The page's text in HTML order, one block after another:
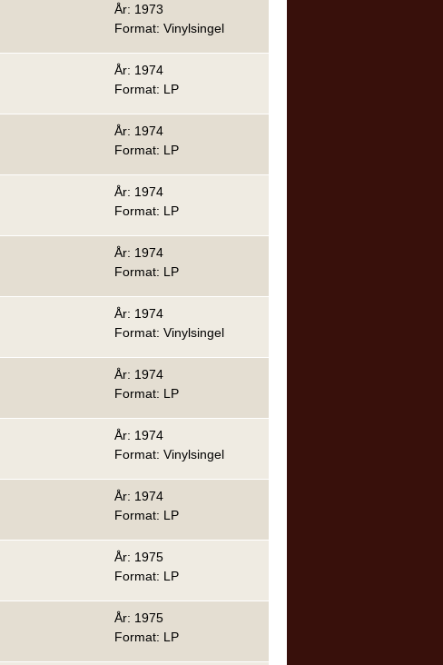
År: 1973
Format: Vinylsingel
År: 1974
Format: LP
År: 1974
Format: LP
År: 1974
Format: LP
År: 1974
Format: LP
År: 1974
Format: Vinylsingel
År: 1974
Format: LP
År: 1974
Format: Vinylsingel
År: 1974
Format: LP
År: 1975
Format: LP
År: 1975
Format: LP